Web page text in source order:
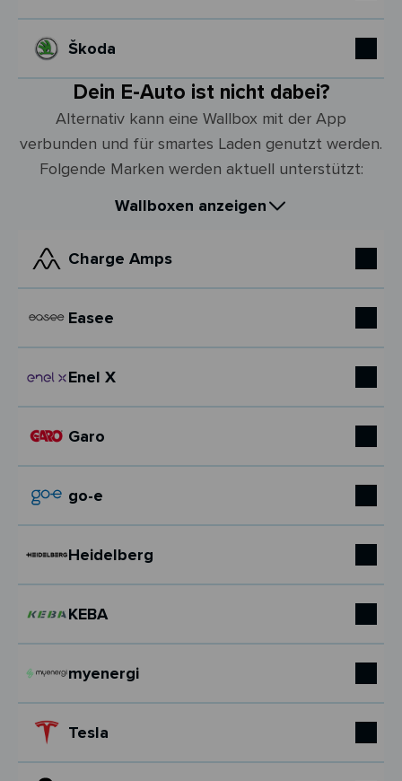
Škoda
Dein E-Auto ist nicht dabei?
Alternativ kann eine Wallbox mit der App
verbunden und für smartes Laden genutzt werden.
Folgende Marken werden aktuell unterstützt:
Wallboxen anzeigen
Charge Amps
Easee
Enel X
Garo
go-e
Heidelberg
KEBA
myenergi
Tesla